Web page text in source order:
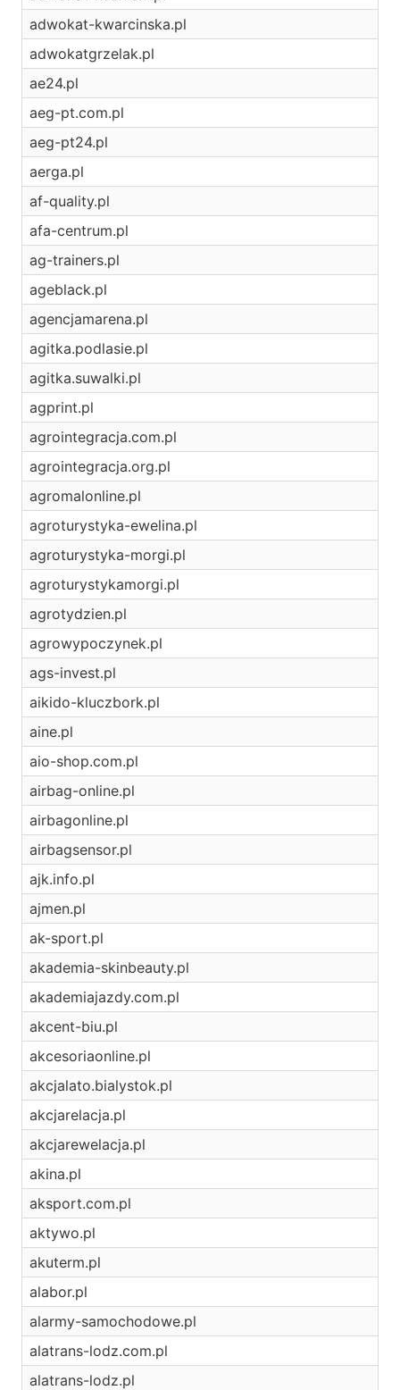
adwokat-kwarcinska.pl
adwokatgrzelak.pl
ae24.pl
aeg-pt.com.pl
aeg-pt24.pl
aerga.pl
af-quality.pl
afa-centrum.pl
ag-trainers.pl
ageblack.pl
agencjamarena.pl
agitka.podlasie.pl
agitka.suwalki.pl
agprint.pl
agrointegracja.com.pl
agrointegracja.org.pl
agromalonline.pl
agroturystyka-ewelina.pl
agroturystyka-morgi.pl
agroturystykamorgi.pl
agrotydzien.pl
agrowypoczynek.pl
ags-invest.pl
aikido-kluczbork.pl
aine.pl
aio-shop.com.pl
airbag-online.pl
airbagonline.pl
airbagsensor.pl
ajk.info.pl
ajmen.pl
ak-sport.pl
akademia-skinbeauty.pl
akademiajazdy.com.pl
akcent-biu.pl
akcesoriaonline.pl
akcjalato.bialystok.pl
akcjarelacja.pl
akcjarewelacja.pl
akina.pl
aksport.com.pl
aktywo.pl
akuterm.pl
alabor.pl
alarmy-samochodowe.pl
alatrans-lodz.com.pl
alatrans-lodz.pl